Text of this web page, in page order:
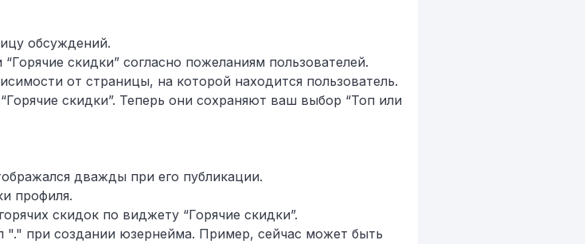
обсуждений.
скидки” согласно пожеланиям пользователей.
от страницы, на которой находится пользователь.
скидки”. Теперь они сохраняют ваш выбор “Топ или
дважды при его публикации.
профиля.
скидок по виджету “Горячие скидки”.
"." при создании юзернейма. Пример, сейчас может быть